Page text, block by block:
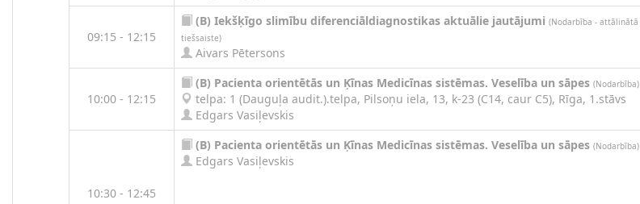
09:15 - 12:15
(B) Iekšķīgo slimību diferenciāldiagnostikas aktuālie jautājumi (Nodarbība - attālinātā
tiešsaiste)
Aivars Pētersons
10:00 - 12:15
(B) Pacienta orientētās un Ķīnas Medicīnas sistēmas. Veselība un sāpes (Nodarbība)
telpa: 1 (Dauguļa audit.).telpa, Pilsoņu iela, 13, k-23 (C14, caur C5), Rīga, 1.stāvs
Edgars Vasiļevskis
10:30 - 12:45
(B) Pacienta orientētās un Ķīnas Medicīnas sistēmas. Veselība un sāpes (Nodarbība)
Edgars Vasiļevskis